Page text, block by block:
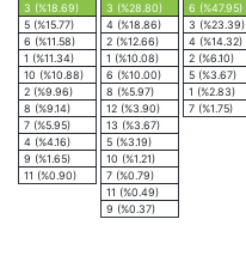
3 (%18.69)
5 (%15.77)
6 (%11.58)
1 (%11.34)
10 (%10.88)
2 (%9.96)
8 (%9.14)
7 (%5.95)
4 (%4.16)
9 (%1.65)
11 (%0.90)
3 (%28.80)
4 (%18.86)
2 (%12.66)
1 (%10.08)
6 (%10.00)
8 (%5.97)
12 (%3.90)
13 (%3.67)
5 (%3.19)
10 (%1.21)
7 (%0.79)
11 (%0.49)
9 (%0.37)
6 (%47.95)
3 (%23.39)
4 (%14.32)
2 (%6.10)
5 (%3.67)
1 (%2.83)
7 (%1.75)